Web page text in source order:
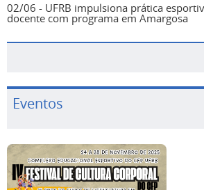
02/06 - UFRB impulsiona prática
docente com programa em Amargosa
Eventos